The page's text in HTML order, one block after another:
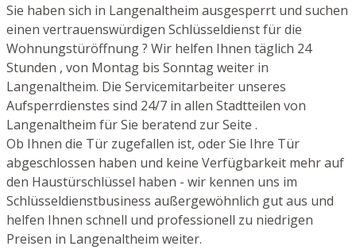
Sie haben sich in Langenaltheim ausgesperrt und suchen
einen vertrauenswürdigen Schlüsseldienst für die
Wohnungstüröffnung ? Wir helfen Ihnen täglich 24
Stunden , von Montag bis Sonntag weiter in
Langenaltheim. Die Servicemitarbeiter unseres
Aufsperrdienstes sind 24/7 in allen Stadtteilen von
Langenaltheim für Sie beratend zur Seite .
Ob Ihnen die Tür zugefallen ist, oder Sie Ihre Tür
abgeschlossen haben und keine Verfügbarkeit mehr auf
den Haustürschlüssel haben - wir kennen uns im
Schlüsseldienstbusiness außergewöhnlich gut aus und
helfen Ihnen schnell und professionell zu niedrigen
Preisen in Langenaltheim weiter.